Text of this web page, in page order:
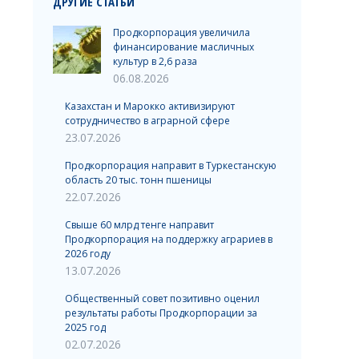
Продкорпорация увеличила
финансирование масличных
культур в 2,6 раза
06.08.2026
Казахстан и Марокко активизируют
сотрудничество в аграрной сфере
23.07.2026
Продкорпорация направит в Туркестанскую
область 20 тыс. тонн пшеницы
22.07.2026
Свыше 60 млрд тенге направит
Продкорпорация на поддержку аграриев в
2026 году
13.07.2026
Общественный совет позитивно оценил
результаты работы Продкорпорации за
2025 год
02.07.2026